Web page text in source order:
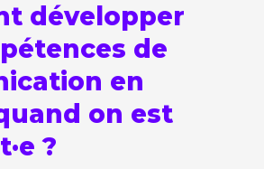
développer
de
en
on est
?